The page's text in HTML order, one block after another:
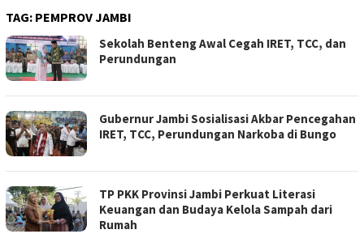
TAG: PEMPROV JAMBI
Sekolah Benteng Awal Cegah IRET, TCC, dan
Perundungan
Gubernur Jambi Sosialisasi Akbar Pencegahan
IRET, TCC, Perundungan Narkoba di Bungo
TP PKK Provinsi Jambi Perkuat Literasi
Keuangan dan Budaya Kelola Sampah dari
Rumah